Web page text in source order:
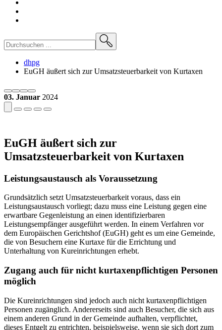
dhpg
EuGH äußert sich zur Umsatzsteuerbarkeit von Kurtaxen
03. Januar 2024
EuGH äußert sich zur
Umsatzsteuerbarkeit von Kurtaxen
Leistungsaustausch als Voraussetzung
Grundsätzlich setzt Umsatzsteuerbarkeit voraus, dass ein
Leistungsaustausch vorliegt; dazu muss eine Leistung gegen eine
erwartbare Gegenleistung an einen identifizierbaren
Leistungsempfänger ausgeführt werden. In einem Verfahren vor
dem Europäischen Gerichtshof (EuGH) geht es um eine Gemeinde,
die von Besuchern eine Kurtaxe für die Errichtung und
Unterhaltung von Kureinrichtungen erhebt.
Zugang auch für nicht kurtaxenpflichtigen Personen
möglich
Die Kureinrichtungen sind jedoch auch nicht kurtaxenpflichtigen
Personen zugänglich. Andererseits sind auch Besucher, die sich aus
einem anderen Grund in der Gemeinde aufhalten, verpflichtet,
dieses Entgelt zu entrichten, beispielsweise, wenn sie sich dort zum